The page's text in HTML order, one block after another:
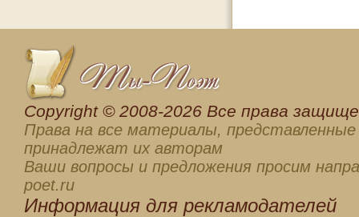
Сopyright © 2008-2026 Все права
Права на все материалы, представленные
принадлежат их авторам
Ваши вопросы и предложения просим
poet.ru
Информация для рекламодателей